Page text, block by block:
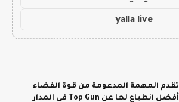
yalla live
تقدم المهمة المدعومة من قوة الفضاء
أفضل انطباع لها عن Top Gun في المدار